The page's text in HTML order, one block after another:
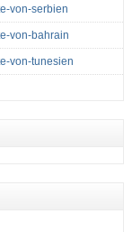
von-serbien
von-bahrain
von-tunesien